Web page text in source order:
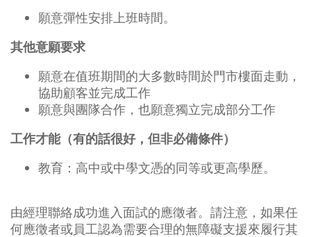
願意彈性安排上班時間。
其他意願要求
願意在值班期間的大多數時間於門市樓面走動，
協助顧客並完成工作
願意與團隊合作，也願意獨立完成部分工作
工作才能（有的話很好，但非必備條件）
教育：高中或中學文憑的同等或更高學歷。
由經理聯絡成功進入面試的應徵者。請注意，如果任
何應徵者或員工認為需要合理的無障礙支援來履行其